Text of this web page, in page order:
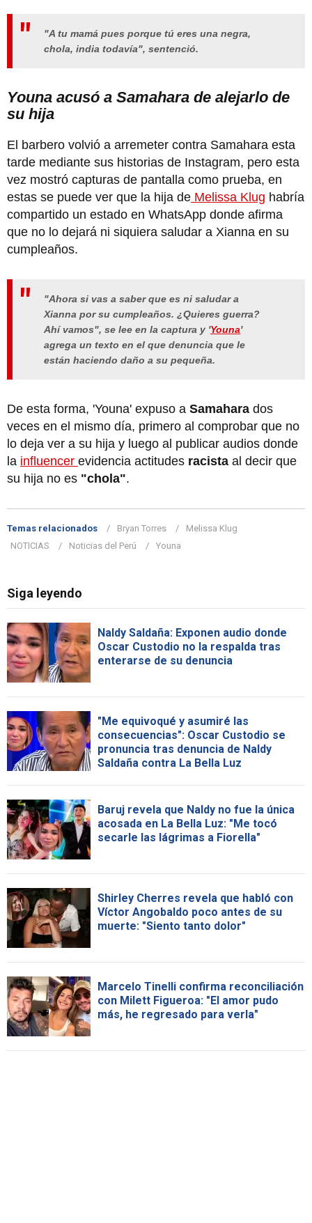
"A tu mamá pues porque tú eres una negra,
chola, india todavía", sentenció.
Youna acusó a Samahara de alejarlo de
su hija
El barbero volvió a arremeter contra Samahara esta
tarde mediante sus historias de Instagram, pero esta
vez mostró capturas de pantalla como prueba, en
estas se puede ver que la hija de Melissa Klug habría
compartido un estado en WhatsApp donde afirma
que no lo dejará ni siquiera saludar a Xianna en su
cumpleaños.
"Ahora si vas a saber que es ni saludar a
Xianna por su cumpleaños. ¿Quieres guerra?
Ahí vamos", se lee en la captura y 'Youna'
agrega un texto en el que denuncia que le
están haciendo daño a su pequeña.
De esta forma, 'Youna' expuso a Samahara dos
veces en el mismo día, primero al comprobar que no
lo deja ver a su hija y luego al publicar audios donde
la influencer evidencia actitudes racista al decir que
su hija no es "chola".
Temas relacionados Bryan Torres
Melissa Klug
NOTICIAS
Noticias del Perú Youna
Siga leyendo
Naldy Saldaña: Exponen audio donde
Oscar Custodio no la respalda tras
enterarse de su denuncia
"Me equivoqué y asumiré las
consecuencias": Oscar Custodio se
pronuncia tras denuncia de Naldy
Saldaña contra La Bella Luz
Baruj revela que Naldy no fue la única
acosada en La Bella Luz: "Me tocó
secarle las lágrimas a Fiorella"
Shirley Cherres revela que habló con
Víctor Angobaldo poco antes de su
muerte: "Siento tanto dolor"
Marcelo Tinelli confirma reconciliación
con Milett Figueroa: "El amor pudo
más, he regresado para verla"